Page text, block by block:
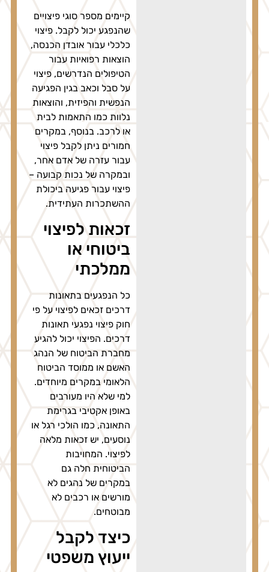
קיימים מספר סוגי פיצויים
שהנפגע יכול לקבל. פיצוי
כלכלי עבור אובדן הכנסה,
הוצאות רפואיות עבור
הטיפולים הנדרשים, פיצוי
על סבל וכאב בגין הפגיעה
הנפשית והפיזית, והוצאות
נלוות כמו התאמות לבית
או לרכב. בנוסף, במקרים
חמורים ניתן לקבל פיצוי
עבור עזרה של אדם אחר,
ובמקרה של נכות קבועה –
פיצוי עבור פגיעה ביכולת
ההשתכרות העתידית.
זכאות לפיצוי
ביטוחי או
ממלכתי
כל הנפגעים בתאונות
דרכים זכאים לפיצוי על פי
חוק פיצוי נפגעי תאונות
דרכים. הפיצוי יכול להגיע
מחברת הביטוח של הנהג
האשם או ממוסד הביטוח
הלאומי במקרים מיוחדים.
למי שלא היו מעורבים
באופן אקטיבי בגרימת
התאונה, כמו הולכי רגל או
נוסעים, יש זכאות מלאה
לפיצוי. המחויבות
הביטוחית חלה גם
במקרים של נהגים לא
מורשים או רכבים לא
מבוטחים.
כיצד לקבל
ייעוץ משפטי